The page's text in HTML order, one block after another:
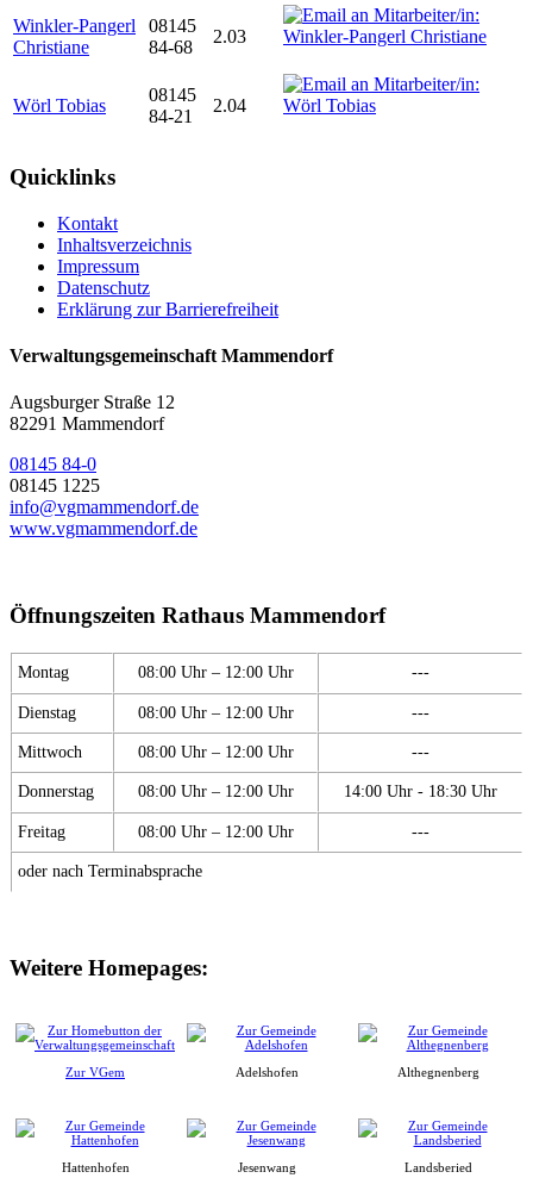
Winkler-Pangerl
Christiane
08145
84-68
2.03
Wörl Tobias
08145
84-21
2.04
Quicklinks
Kontakt
Inhaltsverzeichnis
Impressum
Datenschutz
Erklärung zur Barrierefreiheit
Verwaltungsgemeinschaft Mammendorf
Augsburger Straße 12
82291 Mammendorf
08145 84-0
08145 1225
info@vgmammendorf.de
www.vgmammendorf.de
Öffnungszeiten Rathaus Mammendorf
Montag 08:00 Uhr – 12:00 Uhr ---
Dienstag 08:00 Uhr – 12:00 Uhr ---
Mittwoch 08:00 Uhr – 12:00 Uhr ---
Donnerstag 08:00 Uhr – 12:00 Uhr 14:00 Uhr - 18:30 Uhr
Freitag 08:00 Uhr – 12:00 Uhr ---
oder nach Terminabsprache
Weitere Homepages:
Zur VGem Adelshofen Althegnenberg
Hattenhofen Jesenwang Landsberied